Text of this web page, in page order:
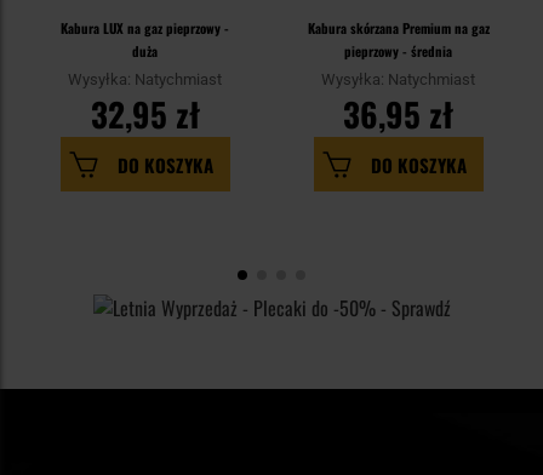
Kabura LUX na gaz pieprzowy -
duża
Wysyłka: Natychmiast
32,95 zł
DO KOSZYKA
Kabura skórzana Premium na gaz
pieprzowy - średnia
Wysyłka: Natychmiast
36,95 zł
DO KOSZYKA